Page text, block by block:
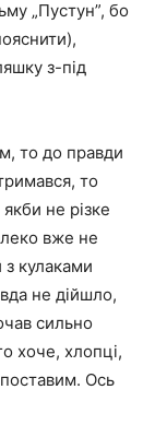
„Пустун”, бо
з-під
то до правди
то
не різке
вже не
з кулаками
не дійшло,
сильно
хоче, хлопці,
Ось